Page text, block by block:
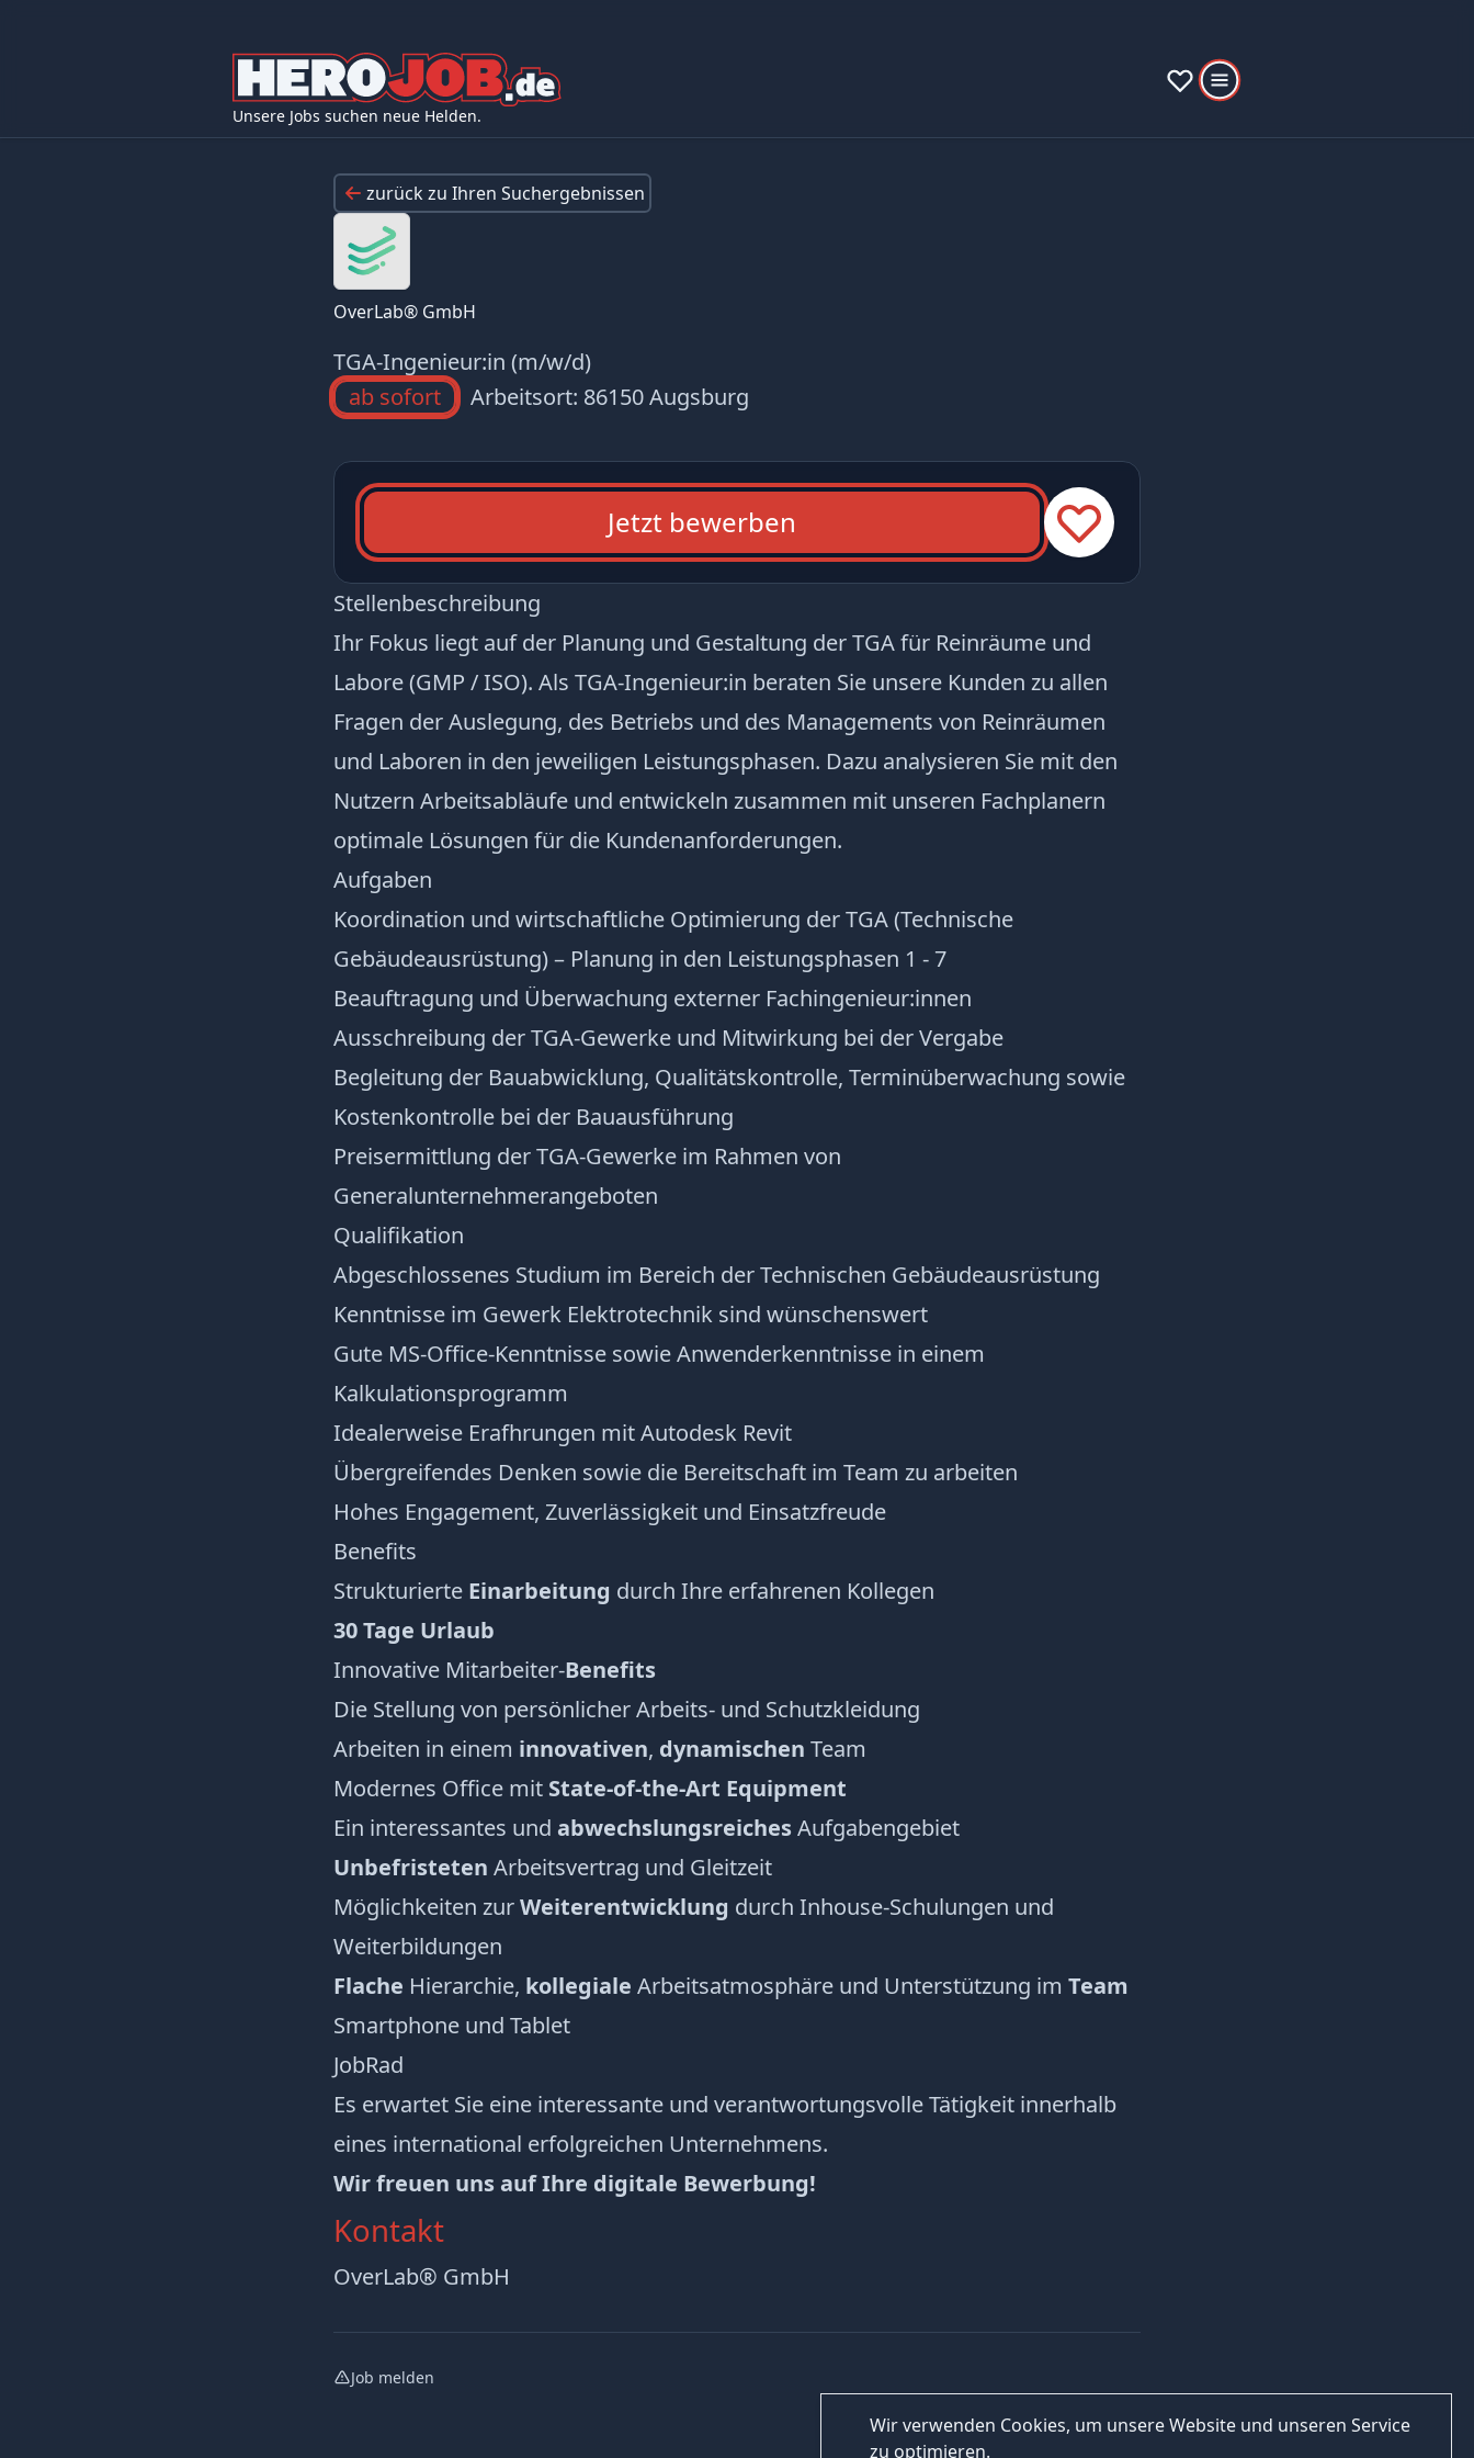
Wir verwenden Cookies, um unsere Website und unseren Service
zu optimieren.
Unsere Jobs suchen neue Helden.
zurück zu Ihren Suchergebnissen
OverLab® GmbH
TGA-Ingenieur:in (m/w/d)
ab sofort
Arbeitsort: 86150 Augsburg
Jetzt bewerben
Stellenbeschreibung
Ihr Fokus liegt auf der Planung und Gestaltung der TGA für Reinräume und
Labore (GMP / ISO). Als TGA-Ingenieur:in beraten Sie unsere Kunden zu allen
Fragen der Auslegung, des Betriebs und des Managements von Reinräumen
und Laboren in den jeweiligen Leistungsphasen. Dazu analysieren Sie mit den
Nutzern Arbeitsabläufe und entwickeln zusammen mit unseren Fachplanern
optimale Lösungen für die Kundenanforderungen.
Aufgaben
Koordination und wirtschaftliche Optimierung der TGA (Technische
Gebäudeausrüstung) – Planung in den Leistungsphasen 1 - 7
Beauftragung und Überwachung externer Fachingenieur:innen
Ausschreibung der TGA-Gewerke und Mitwirkung bei der Vergabe
Begleitung der Bauabwicklung, Qualitätskontrolle, Terminüberwachung sowie
Kostenkontrolle bei der Bauausführung
Preisermittlung der TGA-Gewerke im Rahmen von
Generalunternehmerangeboten
Qualifikation
Abgeschlossenes Studium im Bereich der Technischen Gebäudeausrüstung
Kenntnisse im Gewerk Elektrotechnik sind wünschenswert
Gute MS-Office-Kenntnisse sowie Anwenderkenntnisse in einem
Kalkulationsprogramm
Idealerweise Erafhrungen mit Autodesk Revit
Übergreifendes Denken sowie die Bereitschaft im Team zu arbeiten
Hohes Engagement, Zuverlässigkeit und Einsatzfreude
Benefits
Strukturierte Einarbeitung durch Ihre erfahrenen Kollegen
30 Tage Urlaub
Innovative Mitarbeiter-Benefits
Die Stellung von persönlicher Arbeits- und Schutzkleidung
Arbeiten in einem innovativen, dynamischen Team
Modernes Office mit State-of-the-Art Equipment
Ein interessantes und abwechslungsreichesAufgabengebiet
Unbefristeten Arbeitsvertrag und Gleitzeit
Möglichkeiten zurWeiterentwicklung durch Inhouse-Schulungen und
Weiterbildungen
Flache Hierarchie, kollegiale Arbeitsatmosphäre und Unterstützung im Team
Smartphone und Tablet
JobRad
Es erwartet Sie eine interessante und verantwortungsvolle Tätigkeit innerhalb
eines international erfolgreichen Unternehmens.
Wir freuen uns auf Ihre digitale Bewerbung!
Kontakt
OverLab® GmbH
Job melden